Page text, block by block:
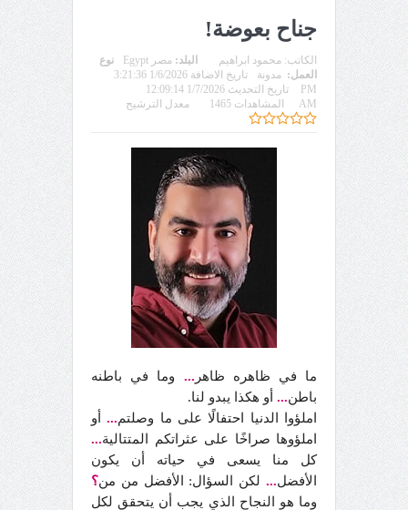
جناح بعوضة!
الكاتب: محمود ابراهيم البلد: مصر Egypt
نوع
العمل: مدونة
تاريخ الاضافة 1/6/2026 3:21:36
PM
تاريخ التحديث 1/7/2026 12:09:14
AM
المشاهدات 1465 معدل الترشيح
ما في ظاهره ظاهر ... وما في باطنه
باطن... أو هكذا يبدو لنا.
املؤوا الدنيا احتفالًا على ما وصلتم...
أو
املؤوها صراخًا على عثراتكم المتتالية...
كل منا يسعى في حياته أن يكون
الأفضل... لكن السؤال: الأفضل من من؟
وما هو النجاح الذي يجب أن يتحقق لكل